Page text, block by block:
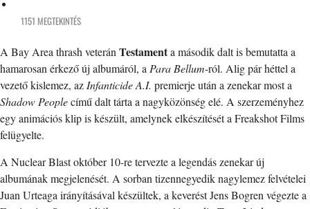
1151 MEGTEKINTÉS
A Bay Area thrash veterán Testamenta második dalt is bemutatta a
hamarosan érkező új albumáról, a Para Bellum-ról. Alig pár héttel a
vezető kislemez, az Infanticide A.I. premierje után a zenekar most a
Shadow Peoplecímű dalt tárta a nagyközönség elé. A szerzeményhez
egy animációs klip is készült, amelynek elkészítését a Freakshot Films
felügyelte.
A Nuclear Blast október 10-re tervezte a legendás zenekar új
albumának megjelenését. A sorban tizennegyedik nagylemez felvételei
Juan Urteaga irányításával készültek, a keverést Jens Bogren végezte a